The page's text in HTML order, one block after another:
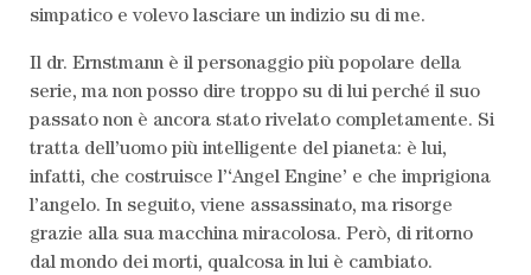
simpatico e volevo lasciare un indizio su di me.
Il dr. Ernstmann è il personaggio più popolare della
serie, ma non posso dire troppo su di lui perché il suo
passato non è ancora stato rivelato completamente. Si
tratta dell’uomo più intelligente del pianeta: è lui,
infatti, che costruisce l’‘Angel Engine’ e che imprigiona
l’angelo. In seguito, viene assassinato, ma risorge
grazie alla sua macchina miracolosa. Però, di ritorno
dal mondo dei morti, qualcosa in lui è cambiato.